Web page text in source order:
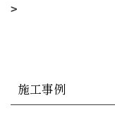
施工事例